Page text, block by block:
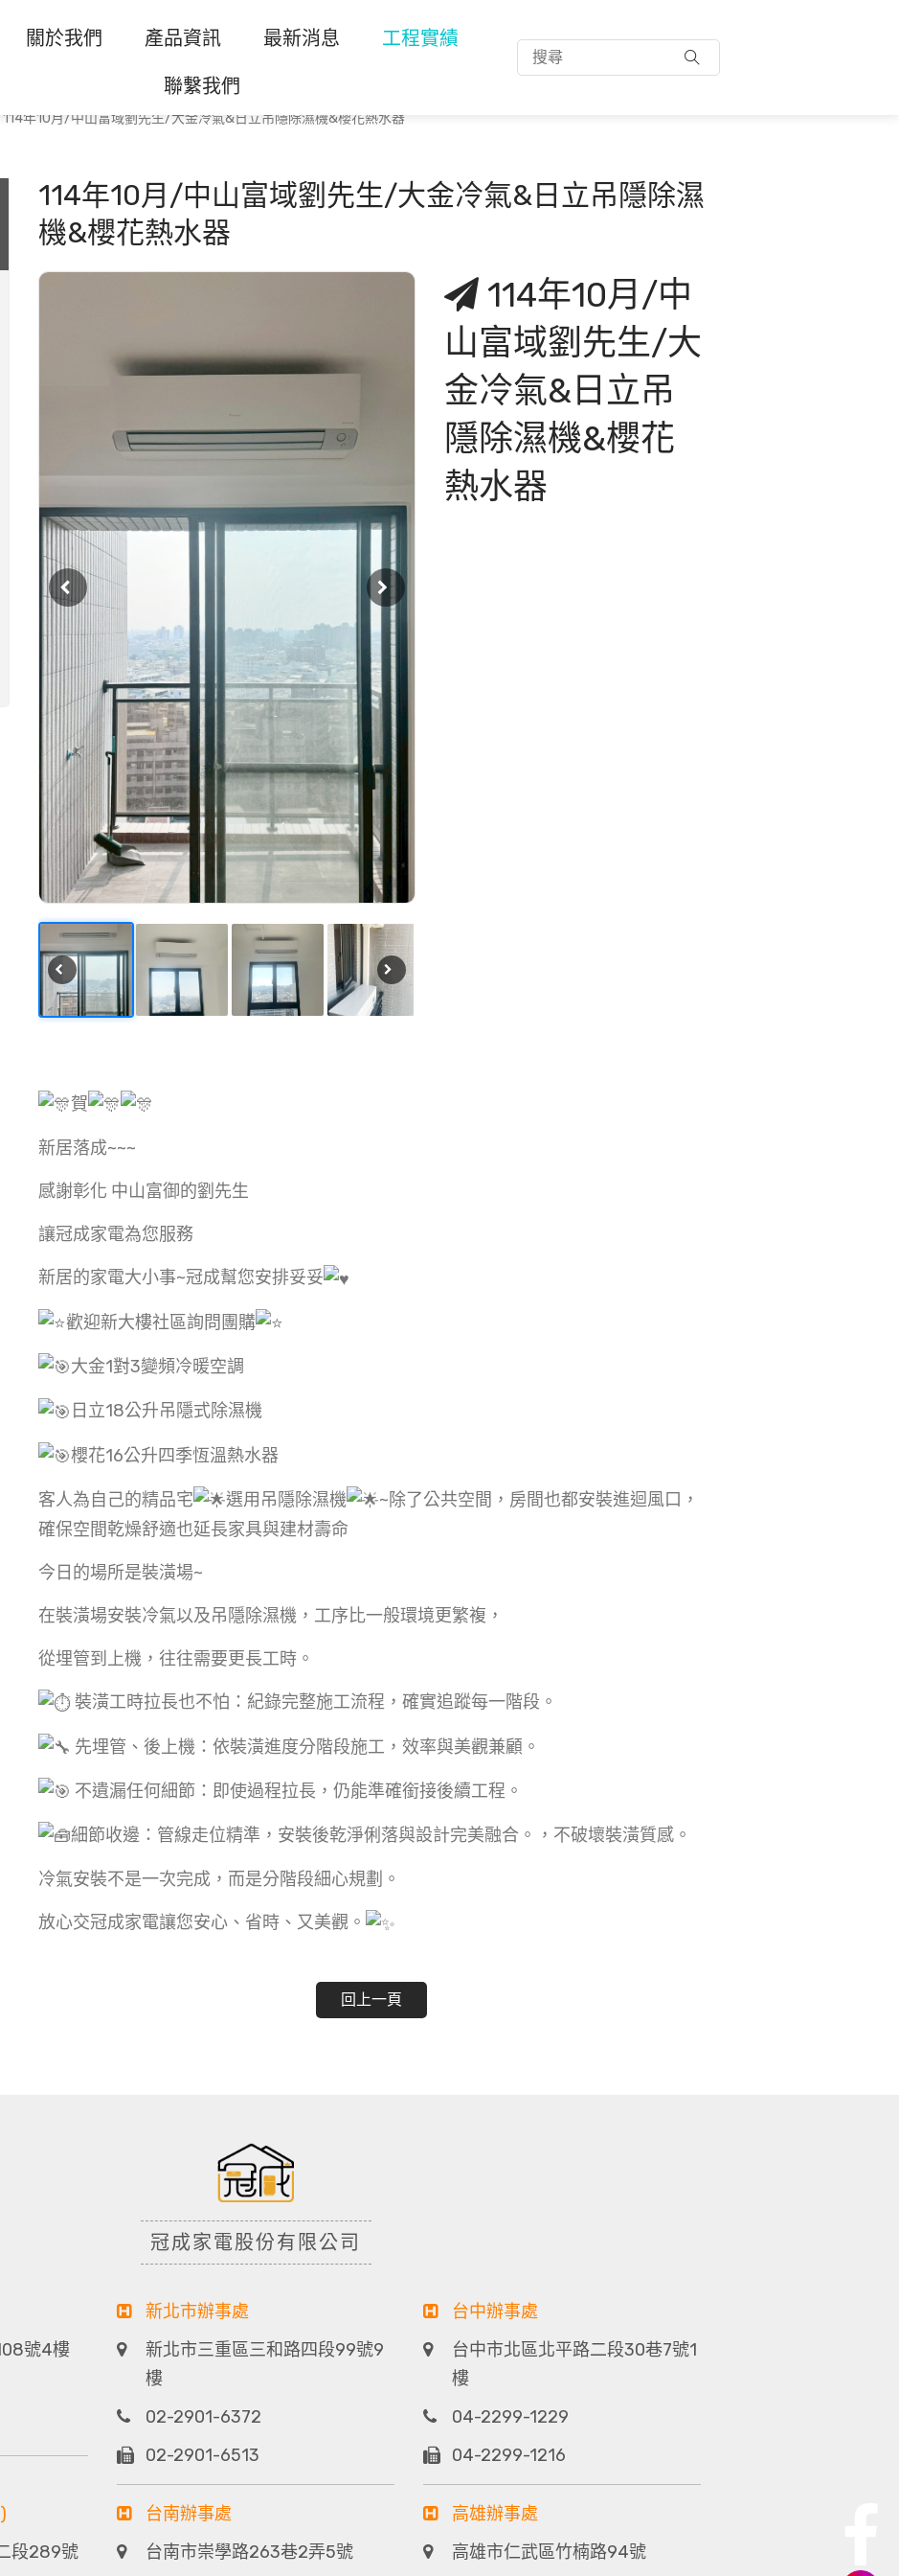
關於我們 產品資訊 最新消息 工程實績
聯繫我們
114年10月/中山富域劉先生/大金冷氣&日立吊隱除濕機&櫻花熱水器
114年10月/中山富域劉先生/大金冷氣&日立吊隱除濕
機&櫻花熱水器
114年10月/中
山富域劉先生/大
金冷氣&日立吊
隱除濕機&櫻花
熱水器
賀
新居落成~~~
感謝彰化 中山富御的劉先生
讓冠成家電為您服務
新居的家電大小事~冠成幫您安排妥妥
歡迎新大樓社區詢問團購
大金1對3變頻冷暖空調
日立18公升吊隱式除濕機
櫻花16公升四季恆溫熱水器
客人為自己的精品宅 選用吊隱除濕機
~除了公共空間，房間也都安裝進迴風口，
確保空間乾燥舒適也延長家具與建材壽命
今日的場所是裝潢場~
在裝潢場安裝冷氣以及吊隱除濕機，工序比一般環境更繁複，
從埋管到上機，往往需要更長工時。
裝潢工時拉長也不怕：紀錄完整施工流程，確實追蹤每一階段。
先埋管、後上機：依裝潢進度分階段施工，效率與美觀兼顧。
不遺漏任何細節：即使過程拉長，仍能準確銜接後續工程。
細節收邊：管線走位精準，安裝後乾淨俐落與設計完美融合。，不破壞裝潢質感。
冷氣安裝不是一次完成，而是分階段細心規劃。
放心交冠成家電讓您安心、省時、又美觀。
回上一頁
冠成家電股份有限公司
號4樓
新北市辦事處
新北市三重區三和路四段99號9
樓
02-2901-6372
02-2901-6513
台中辦事處
台中市北區北平路二段30巷7號1
樓
04-2299-1229
04-2299-1216
段289號
台南辦事處
台南市崇學路263巷2弄5號
高雄辦事處
高雄市仁武區竹楠路94號